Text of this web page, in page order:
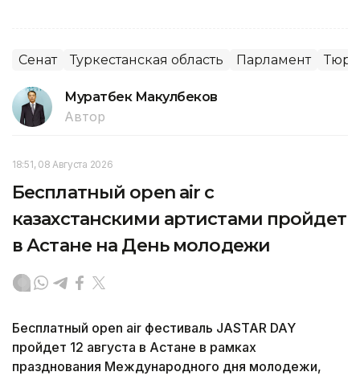
Сенат Туркестанская область Парламент
Муратбек Макулбеков
Автор
18:51, 08 Августа 2026
Бесплатный open air с
казахстанскими артистами пройдет
в Астане на День молодежи
Бесплатный open air фестиваль JASTAR DAY
пройдет 12 августа в Астане в рамках
празднования Международного дня молодежи,